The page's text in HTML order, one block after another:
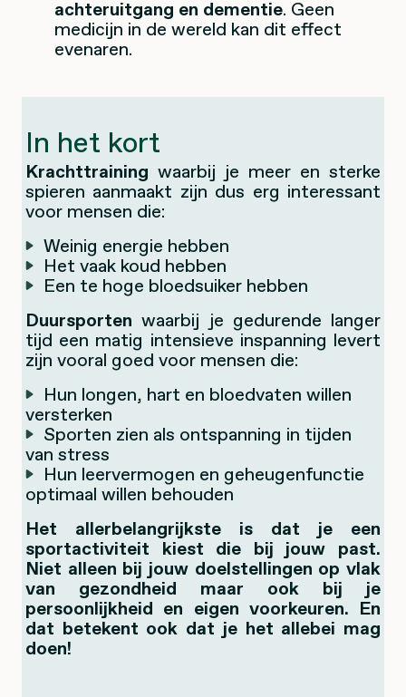
achteruitgang en dementie. Geen
medicijn in de wereld kan dit effect
evenaren.
In het kort
Krachttraining waarbij je meer en sterke
spieren aanmaakt zijn dus erg interessant
voor mensen die:
Weinig energie hebben
Het vaak koud hebben
Een te hoge bloedsuiker hebben
Duursportenwaarbij je gedurende langer
tijd een matig intensieve inspanning levert
zijn vooral goed voor mensen die:
Hun longen, hart en bloedvaten willen
versterken
Sporten zien als ontspanning in tijden
van stress
Hun leervermogen en geheugenfunctie
optimaal willen behouden
Het allerbelangrijkste is dat je een
sportactiviteit kiest die bij jouw past.
Niet alleen bij jouw doelstellingen op vlak
van gezondheid maar ook bij je
persoonlijkheid en eigen voorkeuren. En
dat betekent ook dat je het allebei mag
doen!